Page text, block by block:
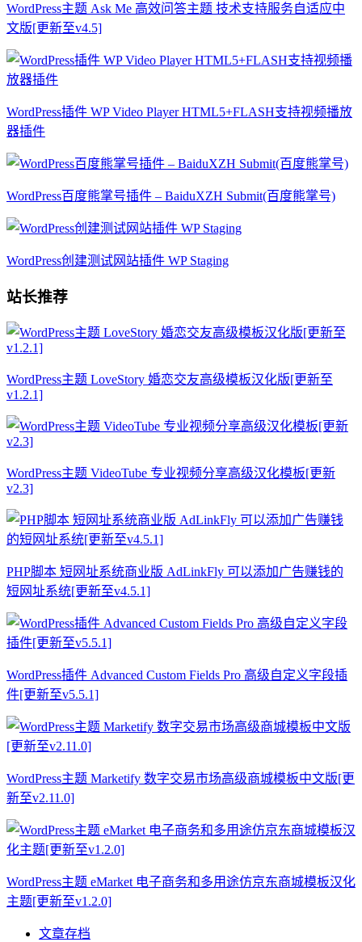
WordPress主题 Ask Me 高效问答主题 技术支持服务自适应中
文版[更新至v4.5]
WordPress插件 WP Video Player HTML5+FLASH支持视频播放
器插件
WordPress百度熊掌号插件 – BaiduXZH Submit(百度熊掌号)
WordPress创建测试网站插件 WP Staging
站长推荐
WordPress主题 LoveStory 婚恋交友高级模板汉化版[更新至
v1.2.1]
WordPress主题 VideoTube 专业视频分享高级汉化模板[更新
v2.3]
PHP脚本 短网址系统商业版 AdLinkFly 可以添加广告赚钱的
短网址系统[更新至v4.5.1]
WordPress插件 Advanced Custom Fields Pro 高级自定义字段插
件[更新至v5.5.1]
WordPress主题 Marketify 数字交易市场高级商城模板中文版[更
新至v2.11.0]
WordPress主题 eMarket 电子商务和多用途仿京东商城模板汉化
主题[更新至v1.2.0]
文章存档